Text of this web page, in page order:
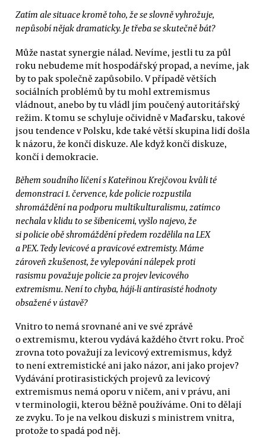
Zatím ale situace kromě toho, že se slovně vyhrožuje,
nepůsobí nějak dramaticky. Je třeba se skutečně bát?
Může nastat synergie nálad. Nevíme, jestli tu za půl
roku nebudeme mít hospodářský propad, a nevíme, jak
by to pak společně zapůsobilo. V případě větších
sociálních problémů by tu mohl extremismus
vládnout, anebo by tu vládl jím poučený autoritářský
režim. K tomu se schyluje očividně v Maďarsku, takové
jsou tendence v Polsku, kde také větší skupina lidí došla
k názoru, že končí diskuze. Ale když končí diskuze,
končí i demokracie.
Během soudního líčení s Kateřinou Krejčovou kvůli té
demonstraci 1. července, kde policie rozpustila
shromáždění na podporu multikulturalismu, zatímco
nechala v klidu to se šibenicemi, vyšlo najevo, že
si policie obě shromáždění předem rozdělila na LEX
a PEX. Tedy levicové a pravicové extremisty. Máme
zároveň zkušenost, že vylepování nálepek proti
rasismu považuje policie za projev levicového
extremismu. Není to chyba, hájí-li antirasisté hodnoty
obsažené v ústavě?
Vnitro to nemá srovnané ani ve své zprávě
o extremismu, kterou vydává každého čtvrt roku. Proč
zrovna toto považují za levicový extremismus, když
to není extremistické ani jako názor, ani jako projev?
Vydávání protirasistických projevů za levicový
extremismus nemá oporu v ničem, ani v právu, ani
v terminologii, kterou běžně používáme. Oni to dělají
ze zvyku. To je na velkou diskuzi s ministrem vnitra,
protože to spadá pod něj.